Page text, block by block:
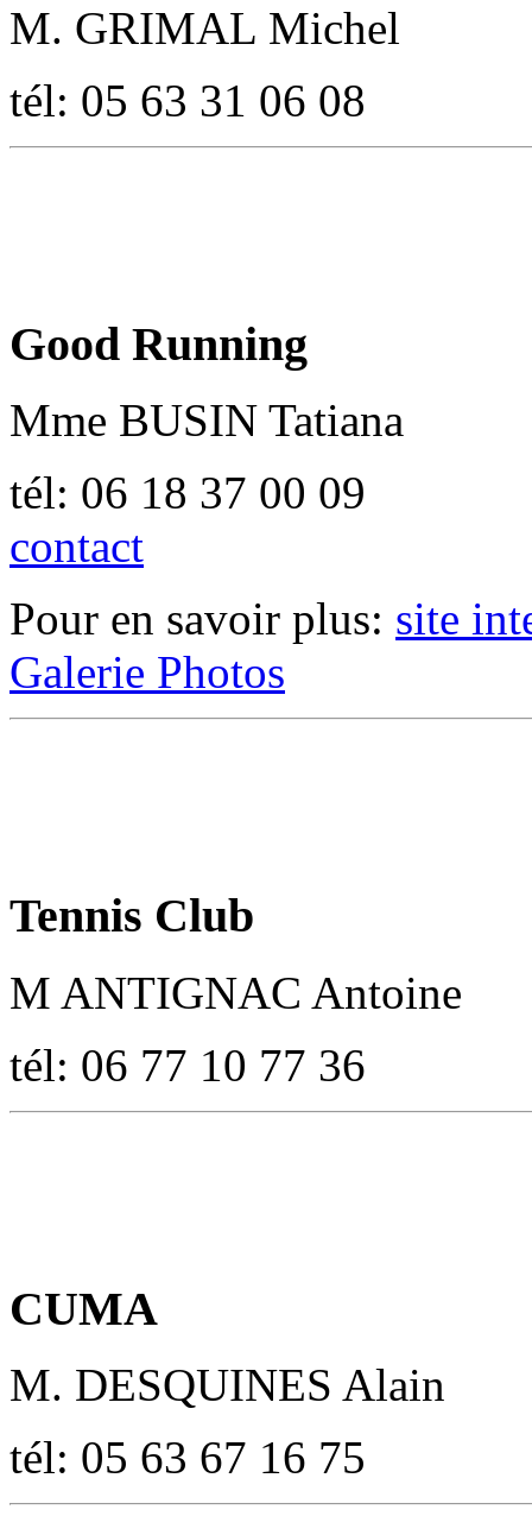
M. GRIMAL Michel
tél: 05 63 31 06 08
Good Running
Mme BUSIN Tatiana
tél: 06 18 37 00 09
contact
Pour en savoir plus: site
Galerie Photos
Tennis Club
M ANTIGNAC Antoine
tél: 06 77 10 77 36
CUMA
M. DESQUINES Alain
tél: 05 63 67 16 75